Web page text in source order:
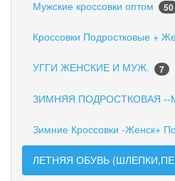
Мужские кроссовки оптом 50
Кроссовки Подростковые +
УГГИ ЖЕНСКИЕ И МУЖ. 7
ЗИМНЯЯ ПОДРОСТКОВАЯ
Зимние Кроссовки -Женск+
ЛЕТНЯЯ ОБУВЬ